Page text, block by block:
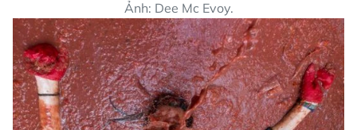
Ảnh: Dee Mc Evoy.